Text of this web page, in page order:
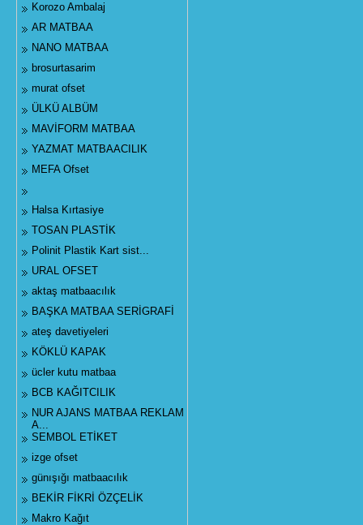
Korozo Ambalaj
AR MATBAA
NANO MATBAA
brosurtasarim
murat ofset
ÜLKÜ ALBÜM
MAVİFORM MATBAA
YAZMAT MATBAACILIK
MEFA Ofset
Halsa Kırtasiye
TOSAN PLASTİK
Polinit Plastik Kart sist...
URAL OFSET
aktaş matbaacılık
BAŞKA MATBAA SERİGRAFİ
ateş davetiyeleri
KÖKLÜ KAPAK
ücler kutu matbaa
BCB KAĞITCILIK
NUR AJANS MATBAA REKLAM
A...
SEMBOL ETİKET
izge ofset
günışığı matbaacılık
BEKİR FİKRİ ÖZÇELİK
Makro Kağıt